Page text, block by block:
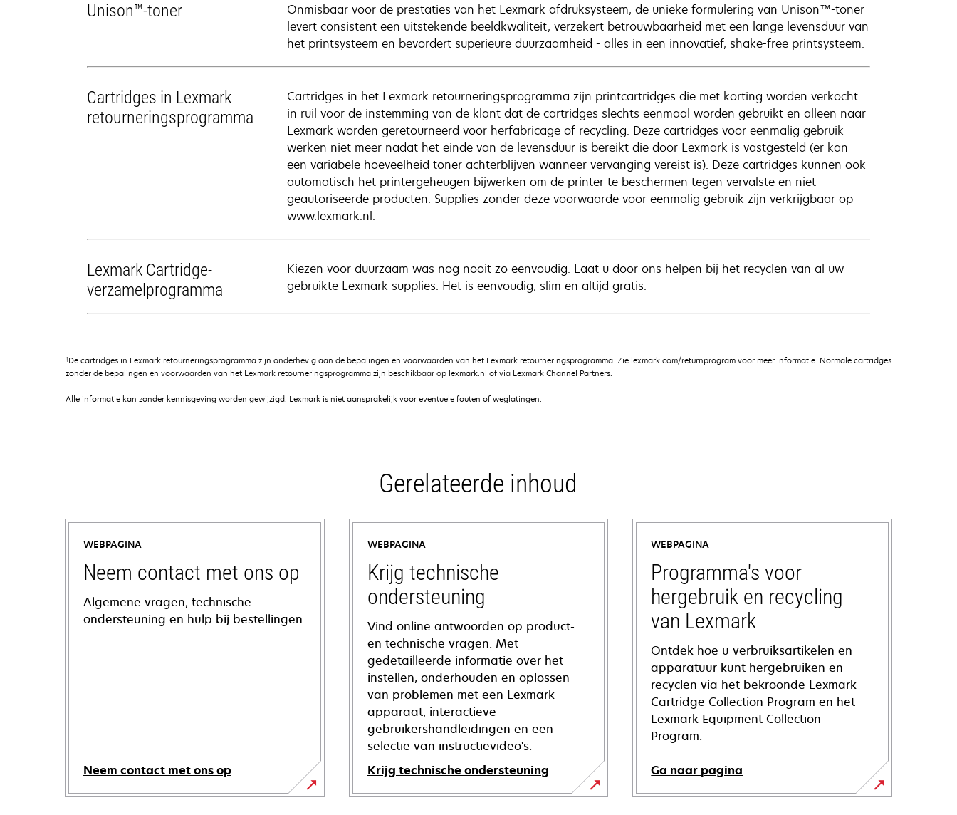
Unison™-toner
Onmisbaar voor de prestaties van het Lexmark afdruksysteem, de unieke formulering van Unison™-toner
levert consistent een uitstekende beeldkwaliteit, verzekert betrouwbaarheid met een lange levensduur van
het printsysteem en bevordert superieure duurzaamheid - alles in een innovatief, shake-free printsysteem.
Cartridges in Lexmark
retourneringsprogramma
Cartridges in het Lexmark retourneringsprogramma zijn printcartridges die met korting worden verkocht
in ruil voor de instemming van de klant dat de cartridges slechts eenmaal worden gebruikt en alleen naar
Lexmark worden geretourneerd voor herfabricage of recycling. Deze cartridges voor eenmalig gebruik
werken niet meer nadat het einde van de levensduur is bereikt die door Lexmark is vastgesteld (er kan
een variabele hoeveelheid toner achterblijven wanneer vervanging vereist is). Deze cartridges kunnen ook
automatisch het printergeheugen bijwerken om de printer te beschermen tegen vervalste en niet-
geautoriseerde producten. Supplies zonder deze voorwaarde voor eenmalig gebruik zijn verkrijgbaar op
www.lexmark.nl.
Lexmark Cartridge-
verzamelprogramma
Kiezen voor duurzaam was nog nooit zo eenvoudig. Laat u door ons helpen bij het recyclen van al uw
gebruikte Lexmark supplies. Het is eenvoudig, slim en altijd gratis.
†De cartridges in Lexmark retourneringsprogramma zijn onderhevig aan de bepalingen en voorwaarden van het Lexmark retourneringsprogramma. Zie lexmark.com/returnprogram voor meer informatie. Normale cartridges
zonder de bepalingen en voorwaarden van het Lexmark retourneringsprogramma zijn beschikbaar op lexmark.nl of via Lexmark Channel Partners.
Alle informatie kan zonder kennisgeving worden gewijzigd. Lexmark is niet aansprakelijk voor eventuele fouten of weglatingen.
Gerelateerde inhoud
WEBPAGINA
Neem contact met ons op
Algemene vragen, technische
ondersteuning en hulp bij bestellingen.
Neem contact met ons op
WEBPAGINA
Krijg technische
ondersteuning
Vind online antwoorden op product-
en technische vragen. Met
gedetailleerde informatie over het
instellen, onderhouden en oplossen
van problemen met een Lexmark
apparaat, interactieve
gebruikershandleidingen en een
selectie van instructievideo's.
Krijg technische ondersteuning
opens
WEBPAGINA
Programma's voor
hergebruik en recycling
van Lexmark
Ontdek hoe u verbruiksartikelen en
apparatuur kunt hergebruiken en
recyclen via het bekroonde Lexmark
Cartridge Collection Program en het
Lexmark Equipment Collection
Program.
Ga naar pagina